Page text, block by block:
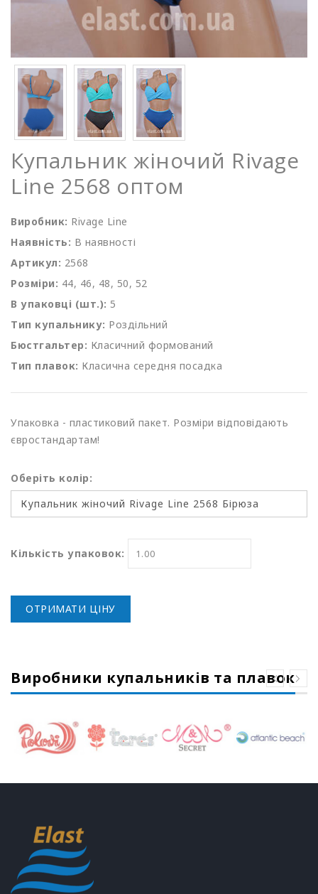
Купальник жіночий Rivage
Line 2568 оптом
Виробник: Rivage Line
Наявність: В наявності
Артикул: 2568
Розміри: 44, 46, 48, 50, 52
В упаковці (шт.): 5
Тип купальнику: Роздільний
Бюстгальтер: Класичний формований
Тип плавок: Класична середня посадка
Упаковка - пластиковий пакет. Розміри відповідають
євростандартам!
Оберіть колір:
Кількість упаковок:
ОТРИМАТИ ЦІНУ
Виробники купальників та плавок